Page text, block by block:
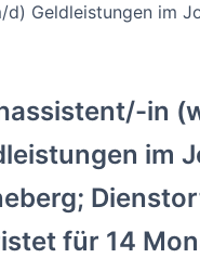
Geldleistungen im
in
im
für 14